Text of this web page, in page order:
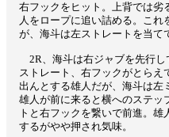
右フックをヒット。上背では劣
人をロープに追い詰める。こ
が、海斗は左ストレートを当て
2R、海斗は右ジャブを先行し
ストレート、右フックがとらえ
出んとする雄人だが、海斗は左
雄人が前に来ると横へのステッ
トと右フックを繋いで前進。
するがやや押され気味。